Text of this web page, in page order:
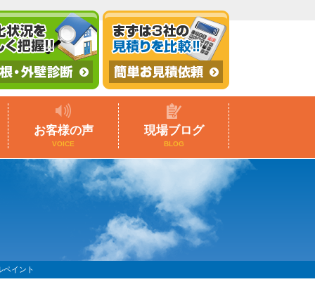
お客様の声
VOICE
現場ブログ
BLOG
ペイント